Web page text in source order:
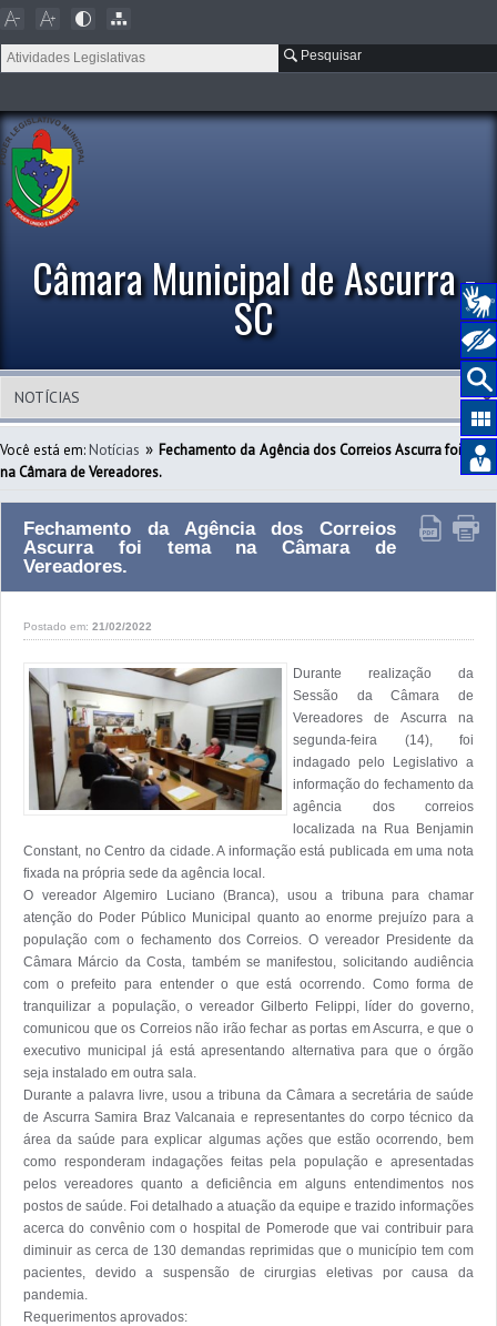
Pesquisar
Câmara Municipal de Ascurra -
SC
Você está em: Notícias » Fechamento da Agência dos Correios Ascurra foi tema
na Câmara de Vereadores.
Fechamento da Agência dos Correios
Ascurra foi tema na Câmara de
Vereadores.
Postado em: 21/02/2022
Durante realização da
Sessão da Câmara de
Vereadores de Ascurra na
segunda-feira (14), foi
indagado pelo Legislativo a
informação do fechamento da
agência dos correios
localizada na Rua Benjamin
Constant, no Centro da cidade. A informação está publicada em uma nota
fixada na própria sede da agência local.
O vereador Algemiro Luciano (Branca), usou a tribuna para chamar
atenção do Poder Público Municipal quanto ao enorme prejuízo para a
população com o fechamento dos Correios. O vereador Presidente da
Câmara Márcio da Costa, também se manifestou, solicitando audiência
com o prefeito para entender o que está ocorrendo. Como forma de
tranquilizar a população, o vereador Gilberto Felippi, líder do governo,
comunicou que os Correios não irão fechar as portas em Ascurra, e que o
executivo municipal já está apresentando alternativa para que o órgão
seja instalado em outra sala.
Durante a palavra livre, usou a tribuna da Câmara a secretária de saúde
de Ascurra Samira Braz Valcanaia e representantes do corpo técnico da
área da saúde para explicar algumas ações que estão ocorrendo, bem
como responderam indagações feitas pela população e apresentadas
pelos vereadores quanto a deficiência em alguns entendimentos nos
postos de saúde. Foi detalhado a atuação da equipe e trazido informações
acerca do convênio com o hospital de Pomerode que vai contribuir para
diminuir as cerca de 130 demandas reprimidas que o município tem com
pacientes, devido a suspensão de cirurgias eletivas por causa da
pandemia.
Requerimentos aprovados: